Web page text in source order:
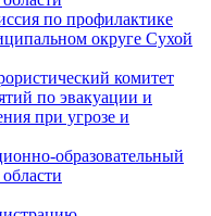
по профилактике
округе Сухой
комитет
по эвакуации и
при угрозе и
образовательный